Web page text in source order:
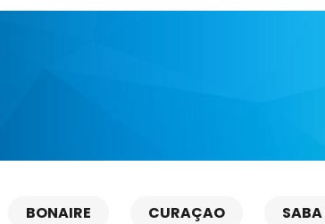
BONAIRE CURAÇAO SABA